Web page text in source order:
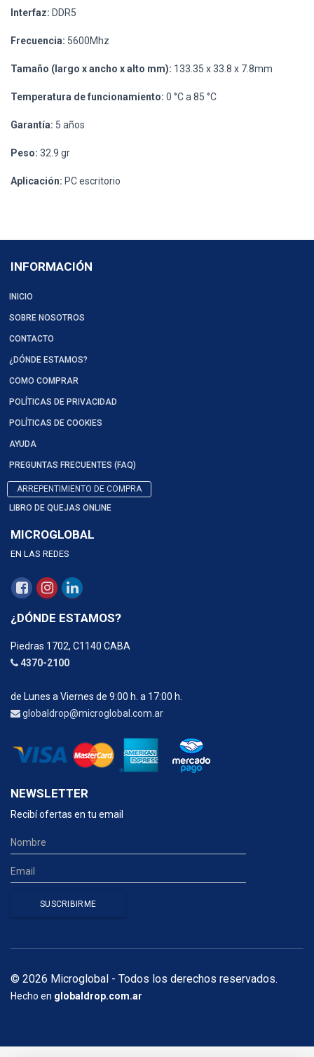
Interfaz: DDR5
Frecuencia: 5600Mhz
Tamaño (largo x ancho x alto mm): 133.35 x 33.8 x 7.8mm
Temperatura de funcionamiento: 0 °C a 85 °C
Garantía: 5 años
Peso: 32.9 gr
Aplicación: PC escritorio
INFORMACIÓN
INICIO
SOBRE NOSOTROS
CONTACTO
¿DÓNDE ESTAMOS?
COMO COMPRAR
POLÍTICAS DE PRIVACIDAD
POLÍTICAS DE COOKIES
AYUDA
PREGUNTAS FRECUENTES (FAQ)
ARREPENTIMIENTO DE COMPRA
LIBRO DE QUEJAS ONLINE
MICROGLOBAL
EN LAS REDES
¿DÓNDE ESTAMOS?
Piedras 1702, C1140 CABA
4370-2100
de Lunes a Viernes de 9:00 h. a 17:00 h.
globaldrop@microglobal.com.ar
NEWSLETTER
Recibí ofertas en tu email
© 2026 Microglobal - Todos los derechos reservados.
Hecho en globaldrop.com.ar